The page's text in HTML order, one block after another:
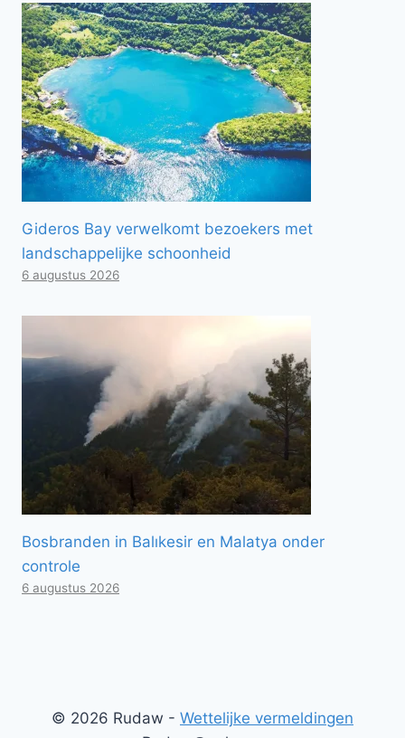
Gideros Bay verwelkomt bezoekers met
landschappelijke schoonheid
6 augustus 2026
Bosbranden in Balıkesir en Malatya onder
controle
6 augustus 2026
© 2026 Rudaw - Wettelijke vermeldingen